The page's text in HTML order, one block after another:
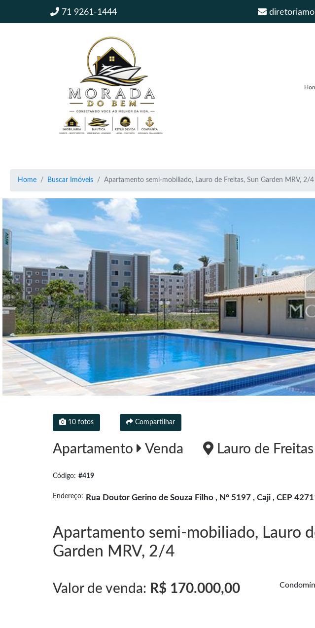
71 9261-1444
Home Buscar Imóveis Apartamento semi-mobiliado, Lauro de Freitas, Sun Garden MRV, 2/4
10 fotos Compartilhar
Apartamento Venda Lauro de
Código: #419
Endereço: Rua Doutor Gerino de Souza Filho , N° 5197 , Caji , CEP
Apartamento semi-mobiliado, Lauro
Garden MRV, 2/4
Valor de venda: R$ 170.000,00